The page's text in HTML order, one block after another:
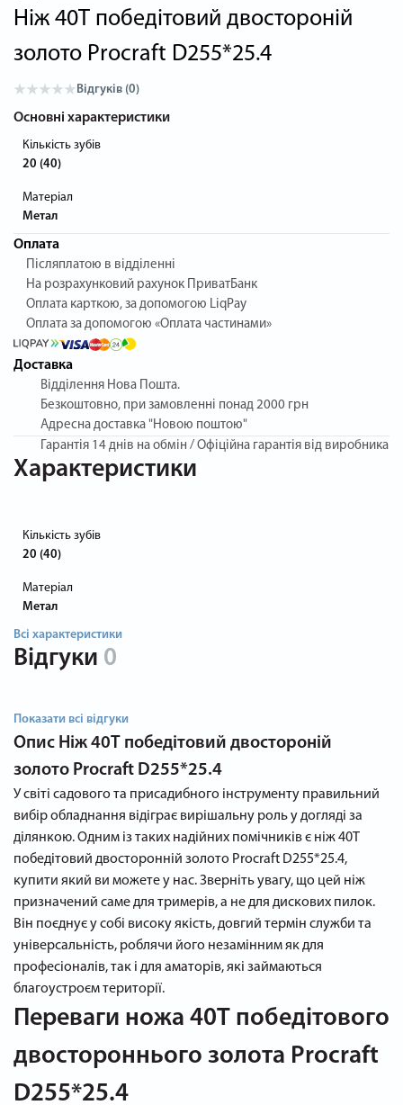
Ніж 40T победітовий двостороній
золото Procraft D255*25.4
Відгуків (0)
Основні характеристики
Кількість зубів
20 (40)
Матеріал
Метал
Оплата
Післяплатою в відділенні
На розрахунковий рахунок ПриватБанк
Оплата карткою, за допомогою LiqPay
Оплата за допомогою «Оплата частинами»
Доставка
Відділення Нова Пошта.
Безкоштовно, при замовленні понад 2000 грн
Адресна доставка "Новою поштою"
Гарантія 14 днів на обмін / Офіційна гарантія від виробника
Характеристики
Кількість зубів
20 (40)
Матеріал
Метал
Всі характеристики
Відгуки 0
Показати всі відгуки
Опис Ніж 40T победітовий двостороній
золото Procraft D255*25.4
У світі садового та присадибного інструменту правильний
вибір обладнання відіграє вирішальну роль у догляді за
ділянкою. Одним із таких надійних помічників є ніж 40T
победітовий двосторонній золото Procraft D255*25.4,
купити який ви можете у нас. Зверніть увагу, що цей ніж
призначений саме для тримерів, а не для дискових пилок.
Він поєднує у собі високу якість, довгий термін служби та
універсальність, роблячи його незамінним як для
професіоналів, так і для аматорів, які займаються
благоустроєм території.
Переваги ножа 40T победітового
двостороннього золота Procraft
D255*25.4